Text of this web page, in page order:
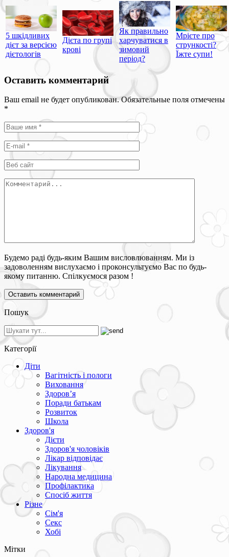
5 шкідливих
дієт за версією
дієтологів
Дієта по групі
крові
Як правильно
харчуватися в
зимовий
період?
Мрієте про
стрункості?
Їжте супи!
Оставить комментарий
Ваш email не будет опубликован. Обязательные поля отмечены
*
Будемо раді будь-яким Вашим висловлюванням. Ми із
задоволенням вислухаємо і проконсультуємо Вас по будь-
якому питанню. Спілкуємося разом !
Пошук
Категорії
Діти
Вагітність і пологи
Виховання
Здоров’я
Поради батькам
Розвиток
Школа
Здоров'я
Дієти
Здоров'я чоловіків
Лікар відповідає
Лікування
Народна медицина
Профілактика
Спосіб життя
Різне
Сім'я
Секс
Хобі
Мітки